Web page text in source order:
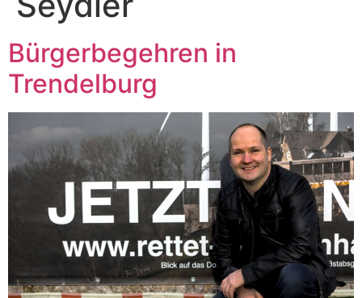
Bürgerbegehren in
Trendelburg